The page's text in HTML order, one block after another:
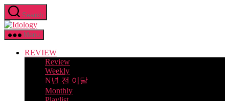
Skip
to
the
content
Search
Idology
Menu
REVIEW
Review
Weekly
N년 전 이달
Monthly